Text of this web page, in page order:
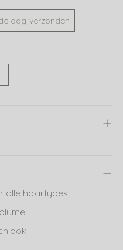
dag verzonden
alle haartypes.